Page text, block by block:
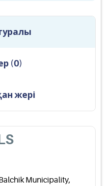
(0)
жері
Municipality,